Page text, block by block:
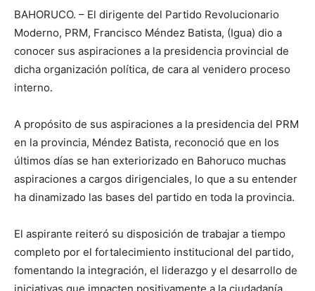
BAHORUCO. – El dirigente del Partido Revolucionario
Moderno, PRM, Francisco Méndez Batista, (Igua) dio a
conocer sus aspiraciones a la presidencia provincial de
dicha organización política, de cara al venidero proceso
interno.
A propósito de sus aspiraciones a la presidencia del PRM
en la provincia, Méndez Batista, reconoció que en los
últimos días se han exteriorizado en Bahoruco muchas
aspiraciones a cargos dirigenciales, lo que a su entender
ha dinamizado las bases del partido en toda la provincia.
El aspirante reiteró su disposición de trabajar a tiempo
completo por el fortalecimiento institucional del partido,
fomentando la integración, el liderazgo y el desarrollo de